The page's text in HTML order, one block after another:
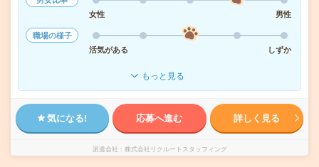
女性
男性
職場の様子
活気がある
しずか
もっと見る
気になる! 応募へ進む 詳しく見る
派遣会社 株式会社リクルートスタッフィング